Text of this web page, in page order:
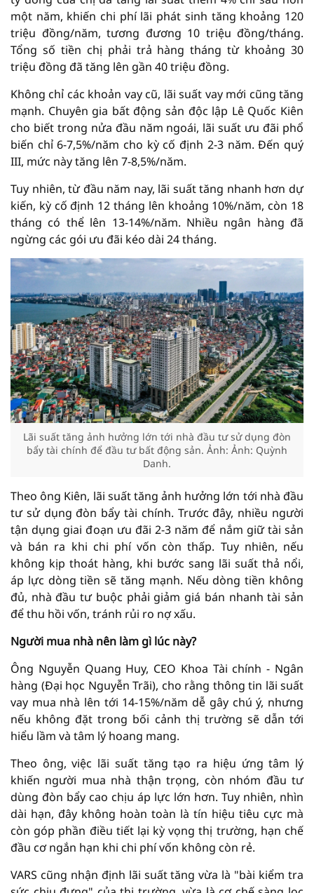
một năm, khiến chi phí lãi phát sinh tăng khoảng 120
triệu đồng/năm, tương đương 10 triệu đồng/tháng.
Tổng số tiền chị phải trả hàng tháng từ khoảng 30
triệu đồng đã tăng lên gần 40 triệu đồng.
Không chỉ các khoản vay cũ, lãi suất vay mới cũng tăng
mạnh. Chuyên gia bất động sản độc lập Lê Quốc Kiên
cho biết trong nửa đầu năm ngoái, lãi suất ưu đãi phổ
biến chỉ 6-7,5%/năm cho kỳ cố định 2-3 năm. Đến quý
III, mức này tăng lên 7-8,5%/năm.
Tuy nhiên, từ đầu năm nay, lãi suất tăng nhanh hơn dự
kiến, kỳ cố định 12 tháng lên khoảng 10%/năm, còn 18
tháng có thể lên 13-14%/năm. Nhiều ngân hàng đã
ngừng các gói ưu đãi kéo dài 24 tháng.
Lãi suất tăng ảnh hưởng lớn tới nhà đầu tư sử dụng đòn
bẩy tài chính để đầu tư bất động sản. Ảnh: Ảnh: Quỳnh
Danh.
Theo ông Kiên, lãi suất tăng ảnh hưởng lớn tới nhà đầu
tư sử dụng đòn bẩy tài chính. Trước đây, nhiều người
tận dụng giai đoạn ưu đãi 2-3 năm để nắm giữ tài sản
và bán ra khi chi phí vốn còn thấp. Tuy nhiên, nếu
không kịp thoát hàng, khi bước sang lãi suất thả nổi,
áp lực dòng tiền sẽ tăng mạnh. Nếu dòng tiền không
đủ, nhà đầu tư buộc phải giảm giá bán nhanh tài sản
để thu hồi vốn, tránh rủi ro nợ xấu.
Người mua nhà nên làm gì lúc này?
Ông Nguyễn Quang Huy, CEO Khoa Tài chính - Ngân
hàng (Đại học Nguyễn Trãi), cho rằng thông tin lãi suất
vay mua nhà lên tới 14-15%/năm dễ gây chú ý, nhưng
nếu không đặt trong bối cảnh thị trường sẽ dẫn tới
hiểu lầm và tâm lý hoang mang.
Theo ông, việc lãi suất tăng tạo ra hiệu ứng tâm lý
khiến người mua nhà thận trọng, còn nhóm đầu tư
dùng đòn bẩy cao chịu áp lực lớn hơn. Tuy nhiên, nhìn
dài hạn, đây không hoàn toàn là tín hiệu tiêu cực mà
còn góp phần điều tiết lại kỳ vọng thị trường, hạn chế
đầu cơ ngắn hạn khi chi phí vốn không còn rẻ.
VARS cũng nhận định lãi suất tăng vừa là "bài kiểm tra